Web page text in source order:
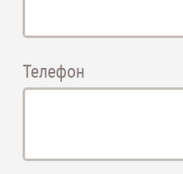
Телефон